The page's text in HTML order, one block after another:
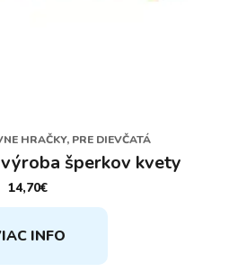
HRAČKY, PRE DIEVČATÁ
šperkov kvety
14,70€
INFO